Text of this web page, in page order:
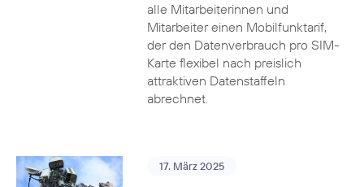
alle Mitarbeiterinnen und
Mitarbeiter einen Mobilfunktarif,
der den Datenverbrauch pro SIM-
Karte flexibel nach preislich
attraktiven Datenstaffeln
abrechnet.
17. März 2025